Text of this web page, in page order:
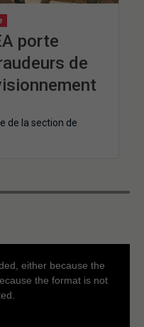
porte
de
de la section de
either because the
the format is not